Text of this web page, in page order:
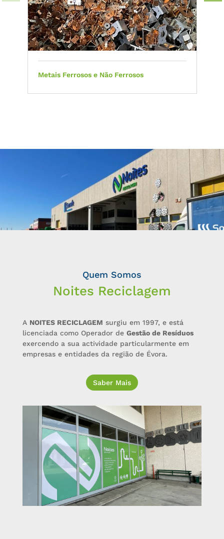
Metais Ferrosos e Não Ferrosos
Quem Somos
Noites Reciclagem
A NOITES RECICLAGEM surgiu em 1997, e está
licenciada como Operador de Gestão de Resíduos
exercendo a sua actividade particularmente em
empresas e entidades da região de Évora.
Saber Mais